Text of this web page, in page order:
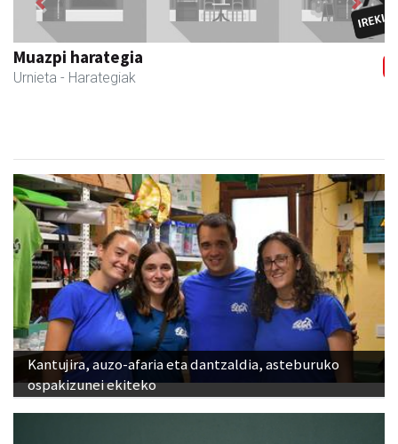
Muazpi harategia
Urnieta - Harategiak
Previous Next
Kantujira, auzo-afaria eta dantzaldia, asteburuko
ospakizunei ekiteko